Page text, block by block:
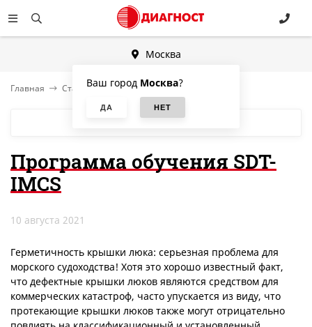
Москва
Ваш город Москва?
Главная Статьи Программа обучения SDT-IMCS
Программа обучения SDT-
IMCS
10 августа 2021
Герметичность крышки люка: серьезная проблема для
морского судоходства! Хотя это хорошо известный факт,
что дефектные крышки люков являются средством для
коммерческих катастроф, часто упускается из виду, что
протекающие крышки люков также могут отрицательно